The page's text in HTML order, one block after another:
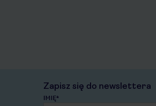
Zapisz się do newslettera
IMIĘ*